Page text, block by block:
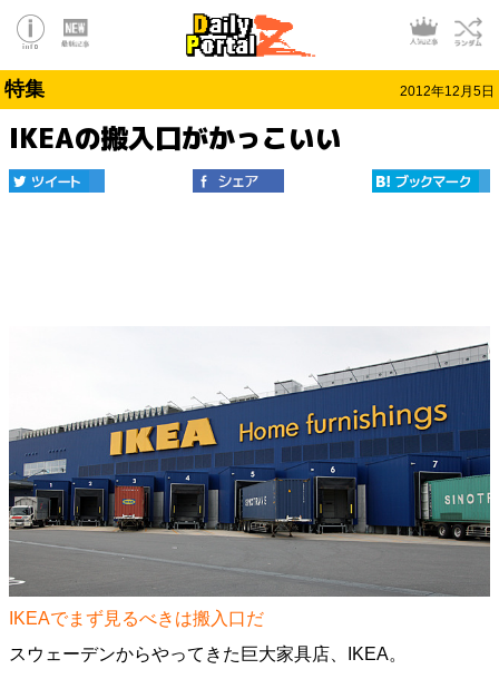
特集 2012年12月5日
IKEAの搬入口がかっこいい
IKEAでまず見るべきは搬入口だ
スウェーデンからやってきた巨大家具店、IKEA。